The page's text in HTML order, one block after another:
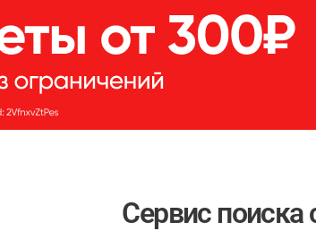
Сервис поиска